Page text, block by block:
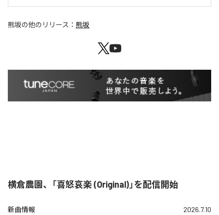
熊坂の他のリリース： 熊坂
横倉農園、「喜怒哀楽 (Original)」を配信開始
新曲情報 2026.7.10